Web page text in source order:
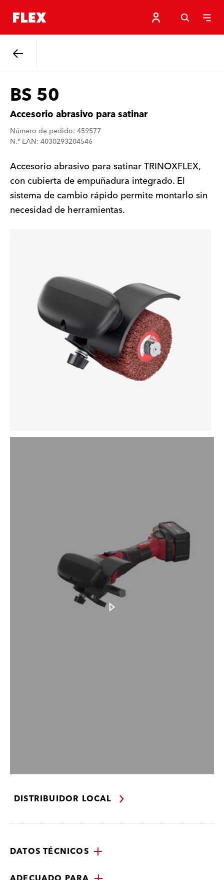
BS 50
Accesorio abrasivo para satinar
Número de pedido: 459577
N.º EAN: 4030293204546
Accesorio abrasivo para satinar TRINOXFLEX,
con cubierta de empuñadura integrado. El
sistema de cambio rápido permite montarlo sin
necesidad de herramientas.
DISTRIBUIDOR LOCAL
DATOS TÉCNICOS